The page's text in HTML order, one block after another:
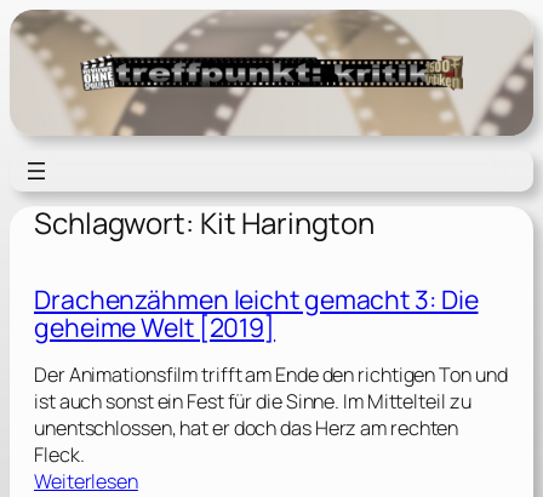
Zum
Inhalt
springen
Schlagwort: Kit Harington
Drachenzähmen leicht gemacht 3: Die
geheime Welt [2019]
Der Animationsfilm trifft am Ende den richtigen Ton und
ist auch sonst ein Fest für die Sinne. Im Mittelteil zu
unentschlossen, hat er doch das Herz am rechten
Fleck.
Weiterlesen: